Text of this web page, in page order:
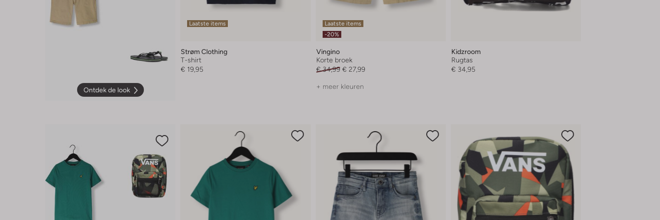
Ontdek de look
Laatste items
Strøm Clothing
T-shirt
€ 19,95
Laatste items
-20%
Vingino
Korte broek
€ 34,99 € 27,99
+ meer kleuren
Kidzroom
Rugtas
€ 34,95